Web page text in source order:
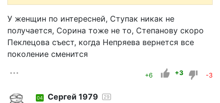
У женщин по интересней, Ступак никак не
получается, Сорина тоже не то, Степанову скоро
Пеклецова съест, когда Непряева вернется все
поколение сменится
+6 +3 -3
04 Сергей 1979 29